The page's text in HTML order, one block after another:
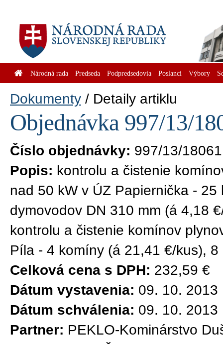
Národná rada Predseda Podpredsedovia Poslanci Výbory
Dokumenty Detaily artiklu
Objednávka 997/13/
Číslo objednávky: 997/13/18061
Popis: kontrolu a čistenie
nad 50 kW v ÚZ Papiernička -
dymovodov DN 310 mm (á 4,18
kontrolu a čistenie komínov
Píla - 4 komíny (á 21,41 €/kus),
Celková cena s DPH: 232,59 €
Dátum vystavenia: 09. 10. 2013
Dátum schválenia: 09. 10. 2013
Partner: PEKLO-Kominárstvo